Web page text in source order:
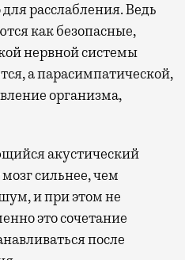
расслабления. Ведь
как безопасные,
нервной системы
а парасимпатической,
организма,
акустический
сильнее, чем
и при этом не
это сочетание
после